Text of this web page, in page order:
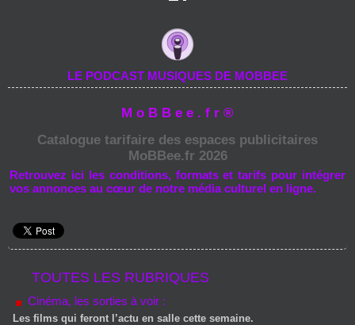
LE PODCAST MUSIQUES DE MOBBEE
M o B B e e . f r ®
Catalogue tarifaire des espaces publicitaires
MoBBee.fr 2026
Retrouvez ici les conditions, formats et tarifs pour intégrer
vos annonces au cœur de notre média culturel en ligne.
TOUTES LES RUBRIQUES
Cinéma, les sorties à voir :
Les films qui feront l’actu en salle cette semaine.